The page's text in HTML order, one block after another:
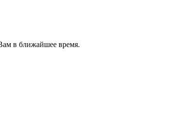
в ближайшее время.